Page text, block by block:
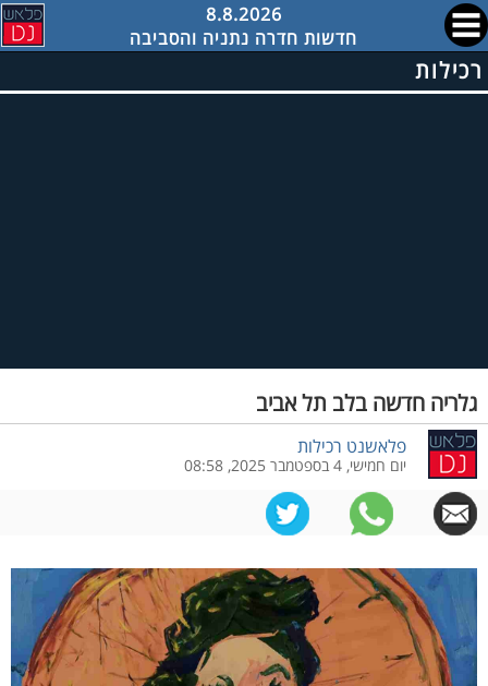
8.8.2026
חדשות חדרה נתניה והסביבה
רכילות
גלריה חדשה בלב תל אביב
פלאשנט רכילות
יום חמישי, 4 בספטמבר 2025, 08:58